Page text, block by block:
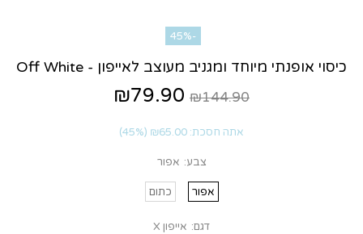
-45%
כיסוי אופנתי מיוחד ומגניב מעוצב לאייפון - Off White
₪144.90
₪79.90
אתה חסכת: ₪65.00
(45%)
צבע: אפור
אפור כתום
דגם: אייפון X